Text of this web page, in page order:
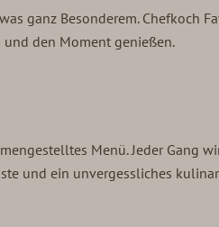
ganz Besonderem. Chefkoch
und den Moment genießen.
Menü. Jeder Gang
und ein unvergessliches